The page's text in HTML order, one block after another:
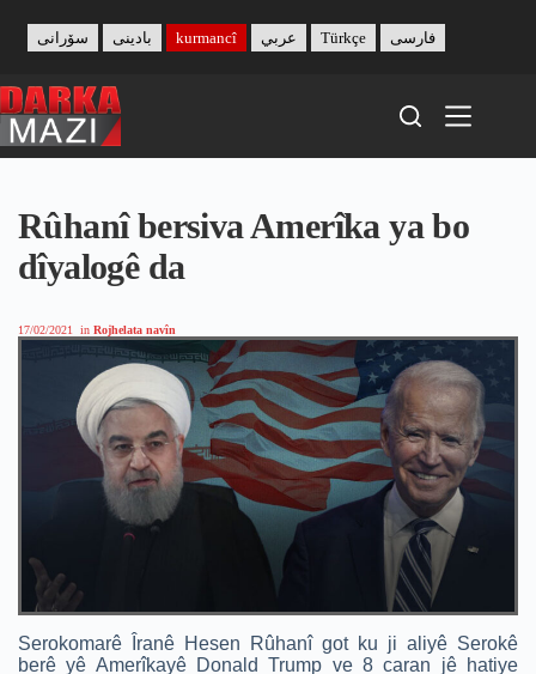
content
بادینی سۆرانی kurmancî عربي Türkçe فارسی
Rûhanî bersiva Amerîka ya bo
dîyalogê da
17/02/2021 in Rojhelata navîn
Serokomarê Îranê Hesen Rûhanî got ku ji aliyê Serokê
berê yê Amerîkayê Donald Trump ve 8 caran jê hatiye